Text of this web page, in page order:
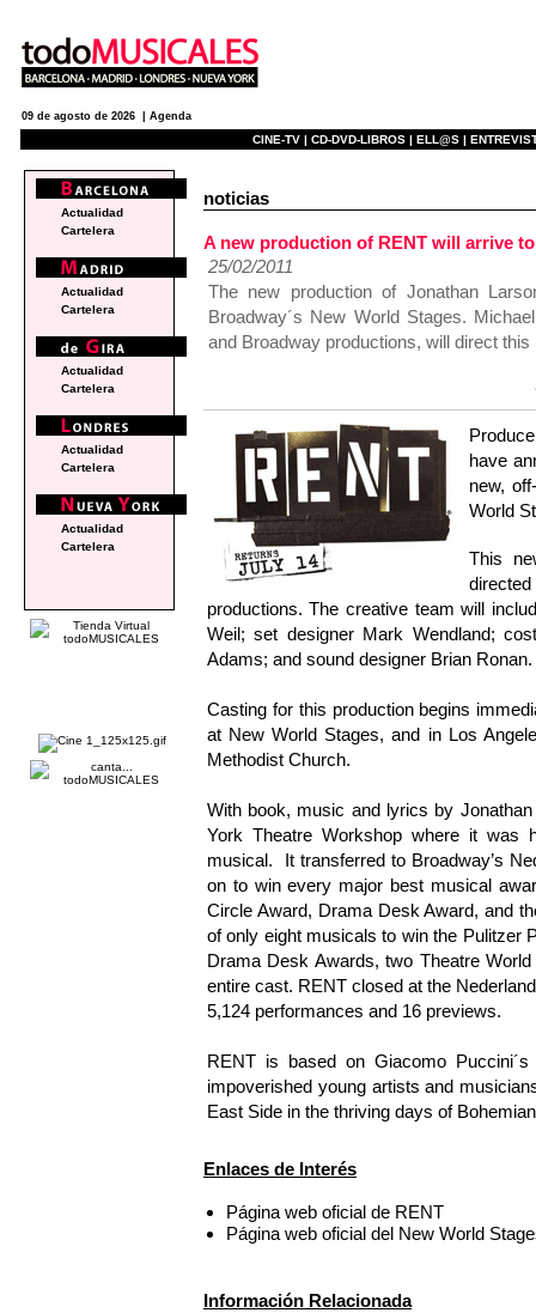
09 de agosto de 2026 | Agenda
CINE-TV | CD-DVD-LIBROS | ELL@S |
noticias
A new production of RENT will arrive
25/02/2011
The new production of Jonathan
Broadway´s New World Stages.
and Broadway productions, will direct this
have
new,
World
This
productions. The creative team will
Weil; set designer Mark Wendland;
Adams; and sound designer Brian Ronan.
Casting for this production begins
at New World Stages, and in Los
Methodist Church.
With book, music and lyrics by
York Theatre Workshop where it was
musical. It transferred to Broadway’s
on to win every major best musical
Circle Award, Drama Desk Award, and
of only eight musicals to win the Pulitzer
Drama Desk Awards, two Theatre
entire cast. RENT closed at the
5,124 performances and 16 previews.
RENT is based on Giacomo
impoverished young artists and
East Side in the thriving days of
Enlaces de Interés
Página web oficial de RENT
Página web oficial del New World
Información Relacionada
Actualidad
Cartelera
Actualidad
Cartelera
Actualidad
Cartelera
Actualidad
Cartelera
Actualidad
Cartelera